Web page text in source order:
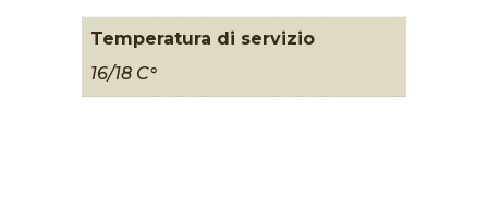
Temperatura di servizio
16/18 C°